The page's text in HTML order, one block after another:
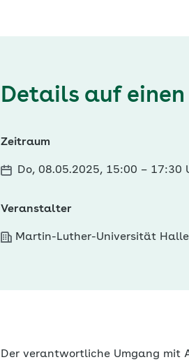
Details auf
Zeitraum
Do, 08.05.2025, 15:00 – 17:30
Veranstalter
Martin-Luther-Universität
Der verantwortliche Umgang mit